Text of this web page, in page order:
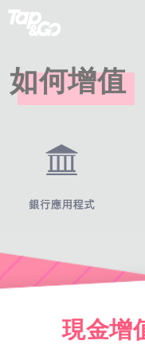
如何增值
現金增